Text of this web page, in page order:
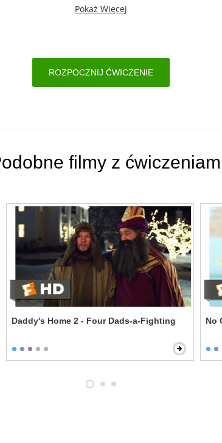
Pokaż Więcej
ROZPOCZNIJ ĆWICZENIE
filmy z
Daddy's Home 2 - Four Dads-a-Fighting No